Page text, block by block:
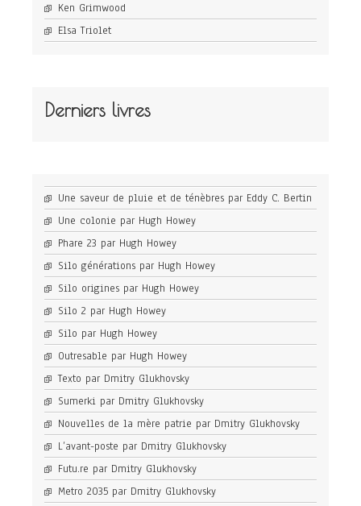
Ken Grimwood
Elsa Triolet
Derniers livres
Une saveur de pluie et de ténèbres par Eddy C. Bertin
Une colonie par Hugh Howey
Phare 23 par Hugh Howey
Silo générations par Hugh Howey
Silo origines par Hugh Howey
Silo 2 par Hugh Howey
Silo par Hugh Howey
Outresable par Hugh Howey
Texto par Dmitry Glukhovsky
Sumerki par Dmitry Glukhovsky
Nouvelles de la mère patrie par Dmitry Glukhovsky
L’avant-poste par Dmitry Glukhovsky
Futu.re par Dmitry Glukhovsky
Metro 2035 par Dmitry Glukhovsky